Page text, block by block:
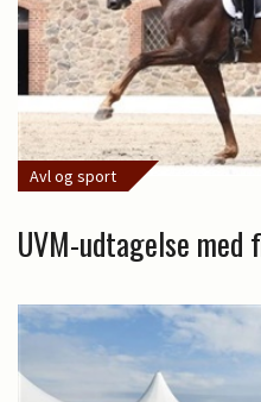
Avl og sport
UVM-udtagelse med